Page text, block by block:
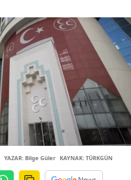
YAZAR: Bilge Güler KAYNAK: TÜRKGÜN